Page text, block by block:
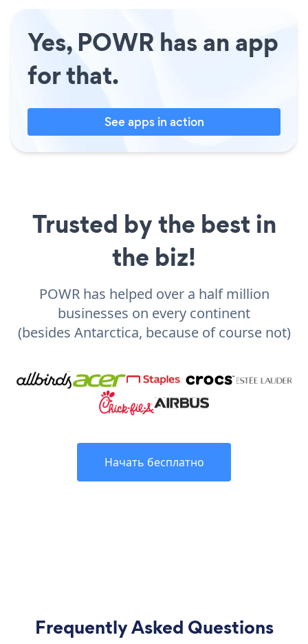
Yes, POWR has an app
for that.
See apps in action
Trusted by the best in
the biz!
POWR has helped over a half million
businesses on every continent
(besides Antarctica, because of course not)
Начать бесплатно
Frequently Asked Questions